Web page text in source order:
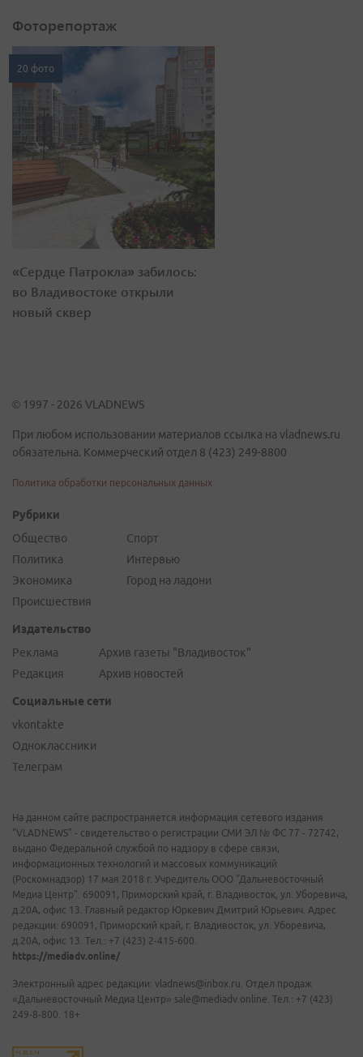
Фоторепортаж
20 фото
«Сердце Патрокла» забилось:
во Владивостоке открыли
новый сквер
© 1997 - 2026 VLADNEWS
При любом использовании материалов ссылка на vladnews.ru
обязательна. Коммерческий отдел 8 (423) 249-8800
Политика обработки персональных данных
Рубрики
Общество
Политика
Экономика
Происшествия
Спорт
Интервью
Город на ладони
Издательство
Реклама
Редакция
Архив газеты "Владивосток"
Архив новостей
Социальные сети
vkontakte
Одноклассники
Телеграм
На данном сайте распространяется информация сетевого издания
"VLADNEWS" - свидетельство о регистрации СМИ ЭЛ № ФС 77 - 72742,
выдано Федеральной службой по надзору в сфере связи,
информационных технологий и массовых коммуникаций
(Роскомнадзор) 17 мая 2018 г. Учредитель ООО "Дальневосточный
Медиа Центр". 690091, Приморский край, г. Владивосток, ул. Уборевича,
д.20А, офис 13. Главный редактор Юркевич Дмитрий Юрьевич. Адрес
редакции: 690091, Приморский край, г. Владивосток, ул. Уборевича,
д.20А, офис 13. Тел.: +7 (423) 2-415-600.
https://mediadv.online/
Электронный адрес редакции: vladnews@inbox.ru. Отдел продаж
«Дальневосточный Медиа Центр» sale@mediadv.online. Тел.: +7 (423)
249-8-800. 18+